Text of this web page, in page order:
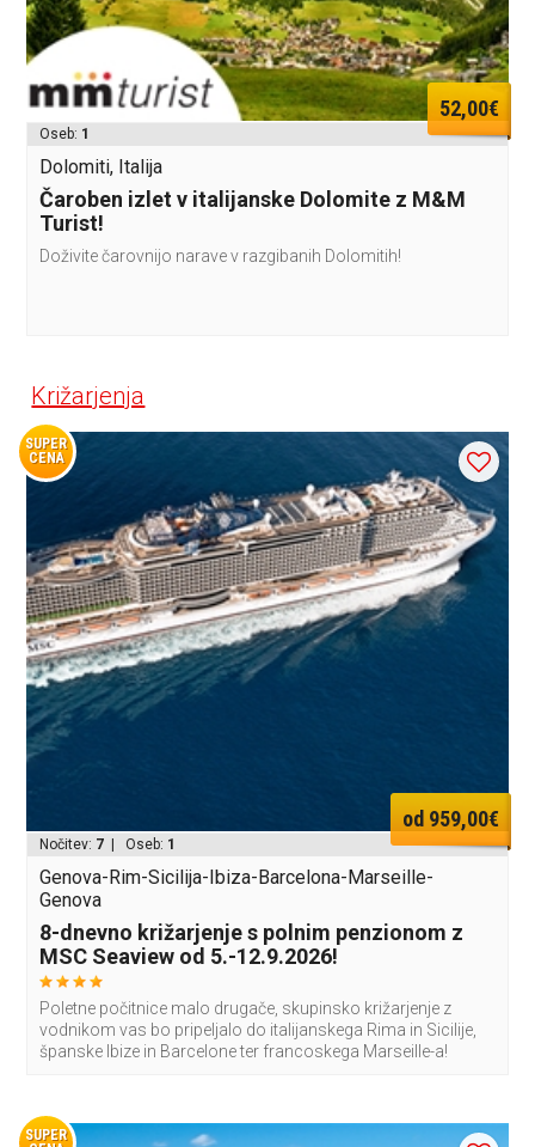
52,00€
Oseb: 1
Dolomiti, Italija
Čaroben izlet v italijanske Dolomite z M&M
Turist!
Doživite čarovnijo narave v razgibanih Dolomitih!
Križarjenja
SUPER
CENA
od 959,00€
Nočitev: 7 | Oseb: 1
Genova-Rim-Sicilija-Ibiza-Barcelona-Marseille-
Genova
8-dnevno križarjenje s polnim penzionom z
MSC Seaview od 5.-12.9.2026!
Poletne počitnice malo drugače, skupinsko križarjenje z
vodnikom vas bo pripeljalo do italijanskega Rima in Sicilije,
španske Ibize in Barcelone ter francoskega Marseille-a!
SUPER